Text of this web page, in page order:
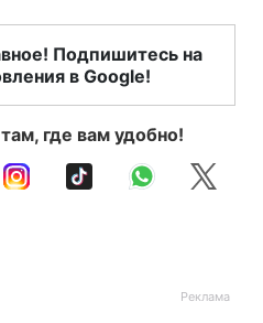
Подпишитесь на
в Google!
где вам удобно!